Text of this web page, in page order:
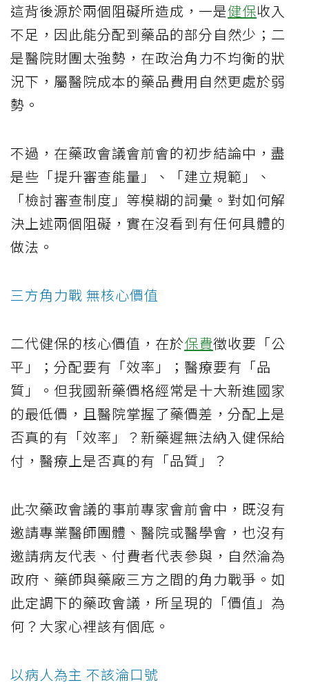
這背後源於兩個阻礙所造成，一是健保收入
不足，因此能分配到藥品的部分自然少；二
是醫院財團太強勢，在政治角力不均衡的狀
況下，屬醫院成本的藥品費用自然更處於弱
勢。
不過，在藥政會議會前會的初步結論中，盡
是些「提升審查能量」、「建立規範」、
「檢討審查制度」等模糊的詞彙。對如何解
決上述兩個阻礙，實在沒看到有任何具體的
做法。
三方角力戰 無核心價值
二代健保的核心價值，在於保費徵收要「公
平」；分配要有「效率」；醫療要有「品
質」。但我國新藥價格經常是十大新進國家
的最低價，且醫院掌握了藥價差，分配上是
否真的有「效率」？新藥遲無法納入健保給
付，醫療上是否真的有「品質」？
此次藥政會議的事前專家會前會中，既沒有
邀請專業醫師團體、醫院或醫學會，也沒有
邀請病友代表、付費者代表參與，自然淪為
政府、藥師與藥廠三方之間的角力戰爭。如
此定調下的藥政會議，所呈現的「價值」為
何？大家心裡該有個底。
以病人為主 不該淪口號